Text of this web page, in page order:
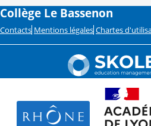
Collège Le Bassenon
Contacts Mentions légales Chartes